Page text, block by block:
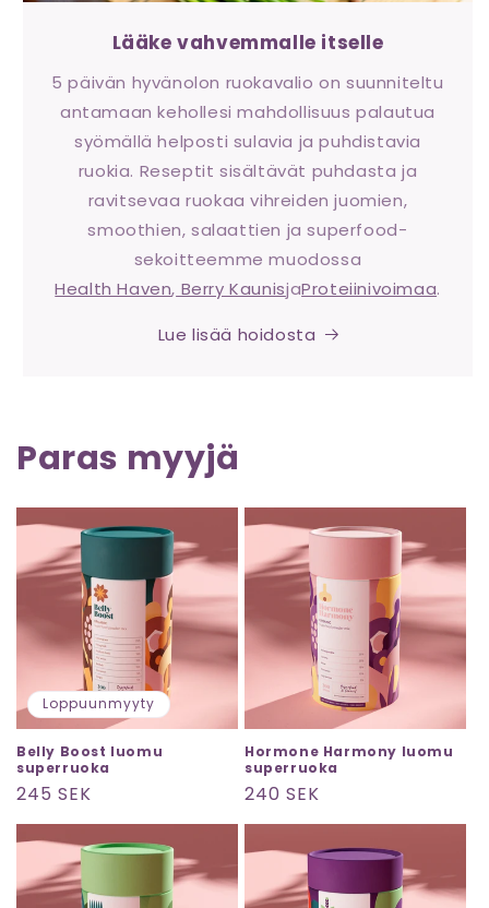
Lääke vahvemmalle itselle
5 päivän hyvänolon ruokavalio on suunniteltu
antamaan kehollesi mahdollisuus palautua
syömällä helposti sulavia ja puhdistavia
ruokia. Reseptit sisältävät puhdasta ja
ravitsevaa ruokaa vihreiden juomien,
smoothien, salaattien ja superfood-
sekoitteemme muodossa
Health Haven, Berry KaunisjaProteiinivoimaa.
Lue lisää hoidosta
Paras myyjä
Loppuunmyyty
Belly Boost luomu
superruoka
Normaalihinta
245 SEK
Hormone Harmony luomu
superruoka
Normaalihinta
240 SEK